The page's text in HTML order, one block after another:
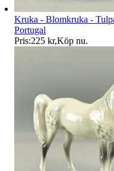
Kruka - Blomkruka -
Portugal
Pris:225 kr,Köp nu.